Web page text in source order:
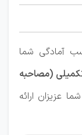
آمادگی شما
(مصاحبه
عزیزان ارائه